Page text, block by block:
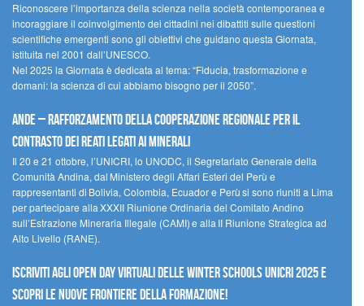
Riconoscere l’importanza della scienza nella società contemporanea e
incoraggiare il coinvolgimento dei cittadini nei dibattiti sulle questioni
scientifiche emergenti sono gli obiettivi che guidano questa Giornata,
istituita nel 2001 dall’UNESCO.
Nel 2025 la Giornata è dedicata al tema: “Fiducia, trasformazione e
domani: la scienza di cui abbiamo bisogno per il 2050”.
Ande – Rafforzamento della cooperazione regionale per il
contrasto dei reati legati ai minerali
Il 20 e 21 ottobre, l’UNICRI, lo UNODC, il Segretariato Generale della
Comunità Andina, dal Ministero degli Affari Esteri del Perù e
rappresentanti di Bolivia, Colombia, Ecuador e Perù si sono riuniti a Lima
per partecipare alla XXXII Riunione Ordinaria del Comitato Andino
sull’Estrazione Mineraria Illegale (CAMI) e alla II Riunione Strategica ad
Alto Livello (RANE).
Iscriviti agli Open Day Virtuali delle Winter Schools UNICRI 2025 e
scopri le nuove frontiere della formazione!